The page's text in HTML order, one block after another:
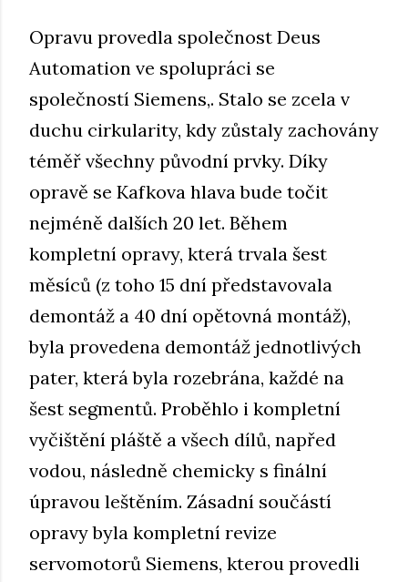
Opravu provedla společnost Deus
Automation ve spolupráci se
společností Siemens,. Stalo se zcela v
duchu cirkularity, kdy zůstaly zachovány
téměř všechny původní prvky. Díky
opravě se Kafkova hlava bude točit
nejméně dalších 20 let. Během
kompletní opravy, která trvala šest
měsíců (z toho 15 dní představovala
demontáž a 40 dní opětovná montáž),
byla provedena demontáž jednotlivých
pater, která byla rozebrána, každé na
šest segmentů. Proběhlo i kompletní
vyčištění pláště a všech dílů, napřed
vodou, následně chemicky s finální
úpravou leštěním. Zásadní součástí
opravy byla kompletní revize
servomotorů Siemens, kterou provedli